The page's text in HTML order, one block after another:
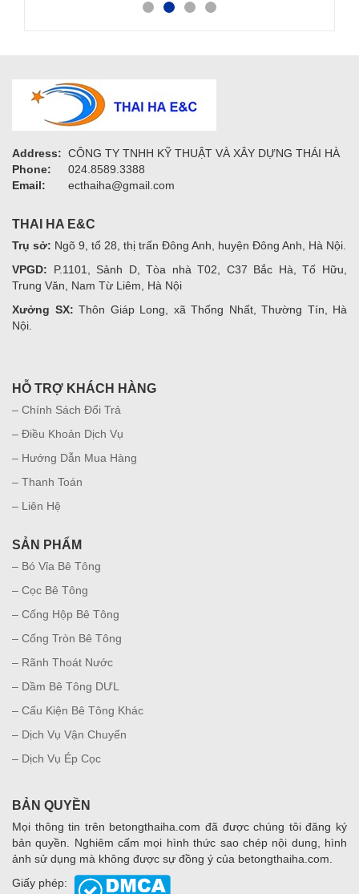
Address: CÔNG TY TNHH KỸ THUẬT VÀ XÂY DỰNG THÁI HÀ
Phone:
024.8589.3388
Email:
ecthaiha@gmail.com
THAI HA E&C
Trụ sở: Ngõ 9, tổ 28, thị trấn Đông Anh, huyện Đông Anh, Hà Nội.
VPGD: P.1101, Sảnh D, Tòa nhà T02, C37 Bắc Hà, Tố Hữu,
Trung Văn, Nam Từ Liêm, Hà Nội
Xưởng SX: Thôn Giáp Long, xã Thống Nhất, Thường Tín, Hà
Nội.
HỖ TRỢ KHÁCH HÀNG
– Chính Sách Đổi Trả
– Điều Khoản Dịch Vụ
– Hướng Dẫn Mua Hàng
– Thanh Toán
– Liên Hệ
SẢN PHẨM
– Bó Vỉa Bê Tông
– Cọc Bê Tông
– Cống Hộp Bê Tông
– Cống Tròn Bê Tông
– Rãnh Thoát Nước
– Dầm Bê Tông DƯL
– Cấu Kiện Bê Tông Khác
– Dịch Vụ Vận Chuyển
– Dịch Vụ Ép Cọc
BẢN QUYỀN
Mọi thông tin trên betongthaiha.com đã được chúng tôi đăng ký
bản quyền. Nghiêm cấm mọi hình thức sao chép nội dung, hình
ảnh sử dụng mà không được sự đồng ý của betongthaiha.com.
Giấy phép: